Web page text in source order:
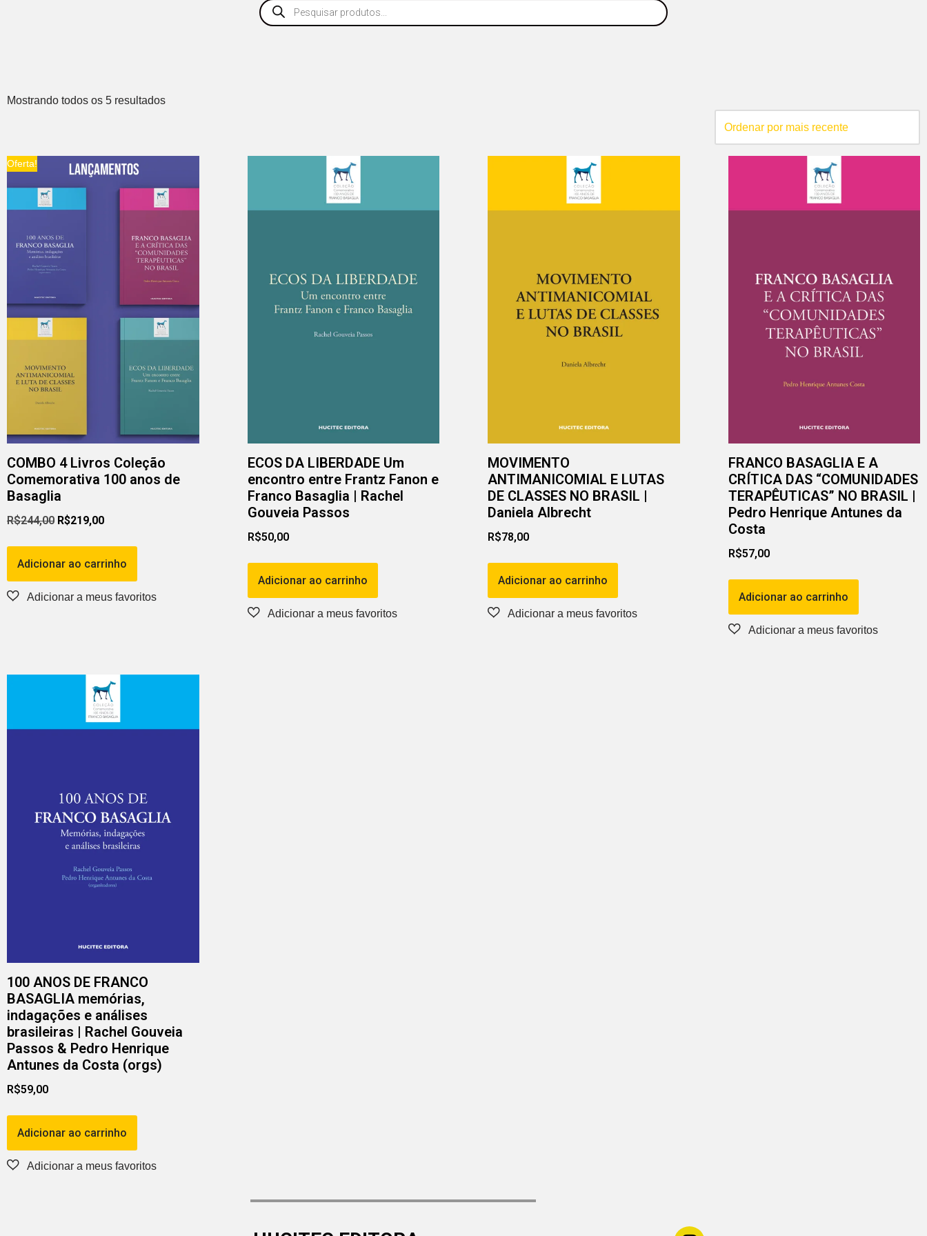
Mostrando todos os 5 resultados
Oferta!
COMBO 4 Livros Coleção
Comemorativa 100 anos de
Basaglia
R$244,00 R$219,00
Adicionar ao carrinho
ECOS DA LIBERDADE Um
encontro entre Frantz Fanon e
Franco Basaglia | Rachel
Gouveia Passos
R$50,00
Adicionar ao carrinho
MOVIMENTO
ANTIMANICOMIAL E LUTAS
DE CLASSES NO BRASIL |
Daniela Albrecht
R$78,00
Adicionar ao carrinho
FRANCO BASAGLIA E A
CRÍTICA DAS “COMUNIDADES
TERAPÊUTICAS” NO BRASIL |
Pedro Henrique Antunes da
Costa
R$57,00
Adicionar ao carrinho
100 ANOS DE FRANCO
BASAGLIA memórias,
indagações e análises
brasileiras | Rachel Gouveia
Passos & Pedro Henrique
Antunes da Costa (orgs)
R$59,00
Adicionar ao carrinho